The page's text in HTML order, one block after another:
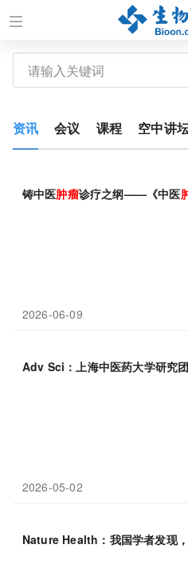
资讯 会议 课程 空中讲
铸中医肿瘤诊疗之纲——《中医
2026-06-09
Adv Sci：上海中医药大学研究
2026-05-02
Nature Health：我国学者发现